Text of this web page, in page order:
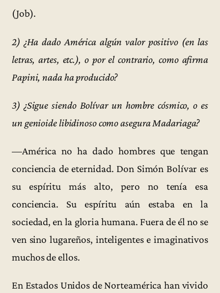
(Job).
2) ¿Ha dado América algún valor positivo (en las
letras, artes, etc.), o por el contrario, como afirma
Papini, nada ha producido?
3) ¿Sigue siendo Bolívar un hombre cósmico, o es
un genioide libidinoso como asegura Madariaga?
—América no ha dado hombres que tengan
conciencia de eternidad. Don Simón Bolívar es
su espíritu más alto, pero no tenía esa
conciencia. Su espíritu aún estaba en la
sociedad, en la gloria humana. Fuera de él no se
ven sino lugareños, inteligentes e imaginativos
muchos de ellos.
En Estados Unidos de Norteamérica han vivido